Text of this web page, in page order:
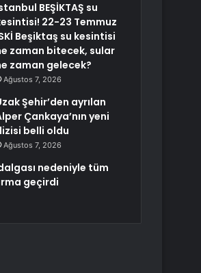
BEŞİKTAŞ su
22-23 Temmuz
Beşiktaş su kesintisi
zaman bitecek, sular
zaman gelecek?
Ağustos 7, 2026
Şehir’den ayrılan
Çankaya’nın yeni
belli oldu
Ağustos 7, 2026
nedeniyle tüm
geçirdi